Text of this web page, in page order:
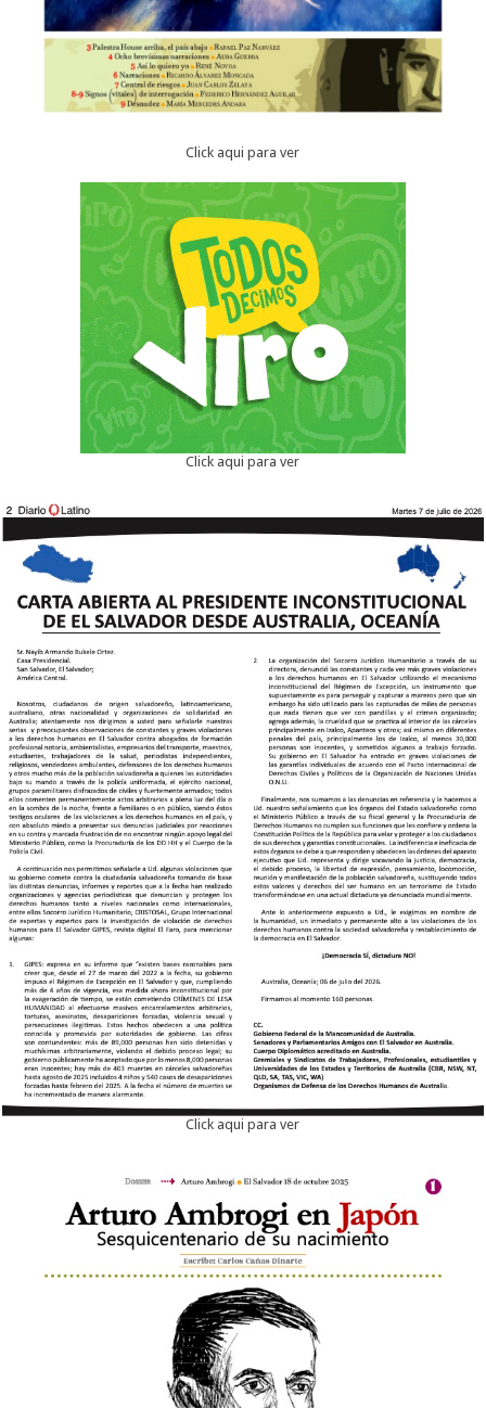
Click aqui para ver
Click aqui para ver
Click aqui para ver